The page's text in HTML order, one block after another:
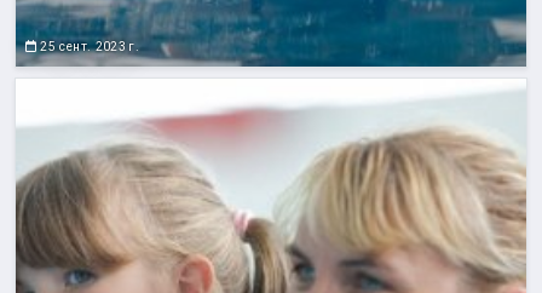
25 сент. 2023 г.